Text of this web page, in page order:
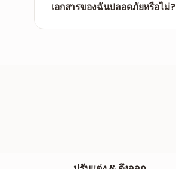
เอกสารของฉันปลอดภัยหรือไม่?